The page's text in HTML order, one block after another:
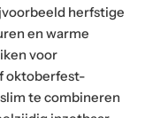
herfstige
en warme
voor
oktoberfest-
te combineren